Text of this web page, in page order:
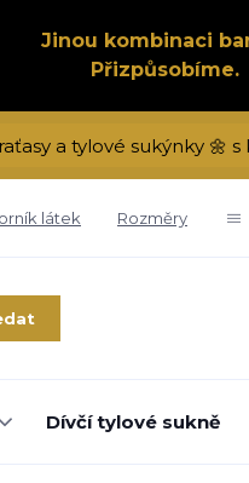
Jinou kombinaci
Přizpůsobíme.
a tylové sukýnky 🌼 s
látek Rozměry
Dívčí tylové sukně